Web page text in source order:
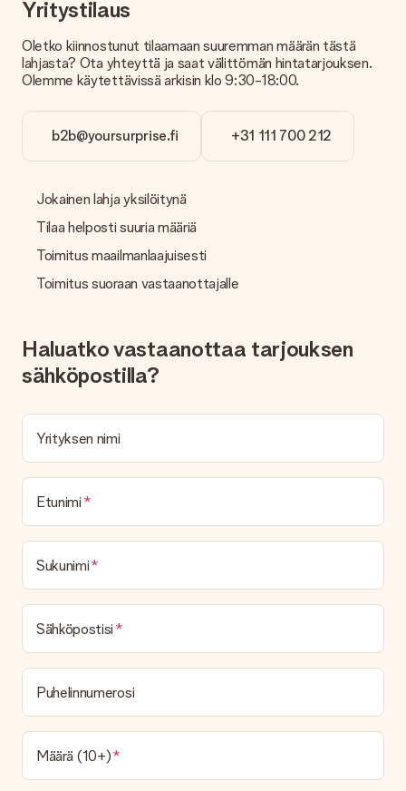
Tilauksen kanssa ei lähetetä laskua. Saat aina laskun
vahvistusviestissä ja voit aina löytää sen MySurprise-tilillesi.
Tämä tarkoittaa sitä, että lahja toimitetaan suoraan
vastaanottajalle, mikä tekee siitä todellisen yllätyksen!
Yritystilaus
Oletko kiinnostunut tilaamaan suuremman määrän tästä
lahjasta? Ota yhteyttä ja saat välittömän hintatarjouksen.
Olemme käytettävissä arkisin klo 9:30-18:00.
b2b@yoursurprise.fi +31 111 700 212
Jokainen lahja yksilöitynä
Tilaa helposti suuria määriä
Toimitus maailmanlaajuisesti
Toimitus suoraan vastaanottajalle
Haluatko vastaanottaa tarjouksen
sähköpostilla?
Yrityksen nimi
Etunimi
Sukunimi
Sähköpostisi
Puhelinnumerosi
Määrä (10+)